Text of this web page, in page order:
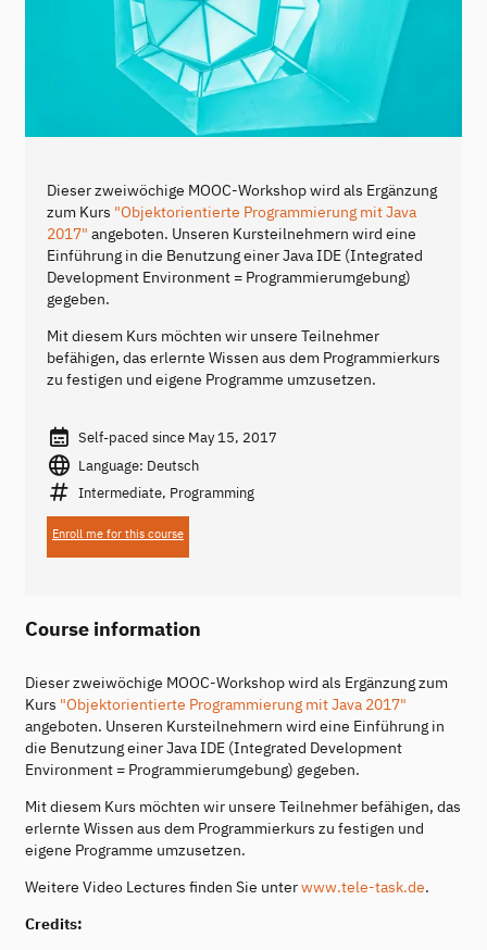
Dieser zweiwöchige MOOC-Workshop wird als Ergänzung
zum Kurs "Objektorientierte Programmierung mit Java
2017" angeboten. Unseren Kursteilnehmern wird eine
Einführung in die Benutzung einer Java IDE (Integrated
Development Environment = Programmierumgebung)
gegeben.
Mit diesem Kurs möchten wir unsere Teilnehmer
befähigen, das erlernte Wissen aus dem Programmierkurs
zu festigen und eigene Programme umzusetzen.
Self-paced since May 15, 2017
Language: Deutsch
Intermediate, Programming
Enroll me for this course
Course information
Dieser zweiwöchige MOOC-Workshop wird als Ergänzung zum
Kurs "Objektorientierte Programmierung mit Java 2017"
angeboten. Unseren Kursteilnehmern wird eine Einführung in
die Benutzung einer Java IDE (Integrated Development
Environment = Programmierumgebung) gegeben.
Mit diesem Kurs möchten wir unsere Teilnehmer befähigen, das
erlernte Wissen aus dem Programmierkurs zu festigen und
eigene Programme umzusetzen.
Weitere Video Lectures finden Sie unterwww.tele-task.de.
Credits: